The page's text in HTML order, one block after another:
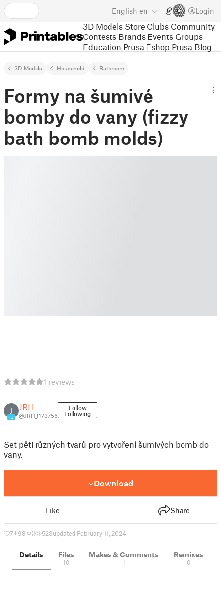
English en Login
3D Models Store Clubs Community
Contests Brands Events Groups
Education Prusa Eshop Prusa Blog
3D Models Household Bathroom
Formy na šumivé
bomby do vany (fizzy
bath bomb molds)
1 reviews
J
13
JRH
@JRH_1173756
Follow
Following
Set pěti různých tvarů pro vytvoření šumivých bomb do
vany.
Download
Like Share
7 98 1 523updated February 11, 2024
Details Files
10
Makes & Comments
1
Remixes
0